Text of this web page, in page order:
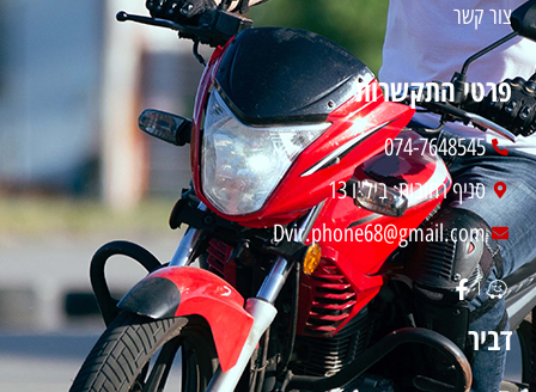
צור קשר
פרטי התקשרות
074-7648545
סניף רחובות: ביל"ו 13
Dvir.phone68@gmail.com
דביר